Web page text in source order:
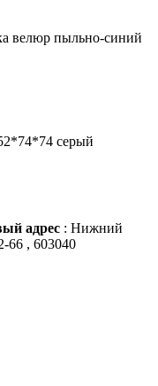
велюр пыльно-синий
адрес : Нижний
66 , 603040